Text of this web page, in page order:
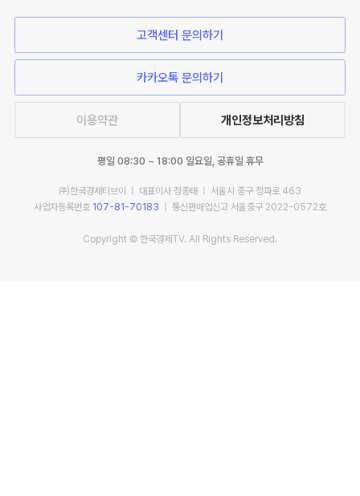
고객센터 문의하기
카카오톡 문의하기
이용약관 개인정보처리방침
평일 08:30 ~ 18:00 일요일, 공휴일 휴무
㈜한국경제티브이 | 대표이사 정종태 | 서울시 중구 청파로 463
사업자등록번호 107-81-70183 | 통신판매업신고 서울중구 2022-0572호
Copyright © 한국경제TV. All Rights Reserved.